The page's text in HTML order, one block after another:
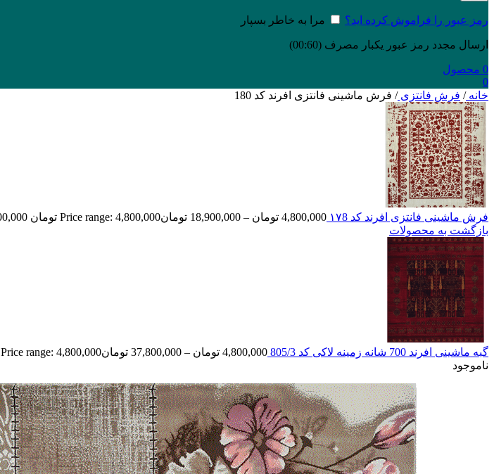
رمز عبور را فراموش کرده اید؟ مرا به خاطر بسپار
ارسال مجدد رمز عبور یکبار مصرف (00:
60
)
0 محصول
0
خانه/ فرش فانتزی/ فرش ماشینی فانتزی افرند کد 180
فرش ماشینی فانتزی افرند کد ۱۷8 4,800,000 تومان –
18,900,000 تومانPrice range: 4,800,000 تومان through 18,900,000 تومان
بازگشت به محصولات
گبه ماشینی افرند 700 شانه زمینه لاکی کد 805/3 4,800,000 تومان –
37,800,000 تومانPrice range: 4,800,000 تومان through 37,800,000 تومان
ناموجود